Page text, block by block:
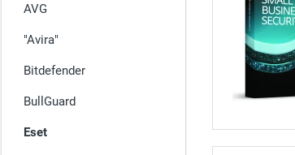
AVG
"Avira"
Bitdefender
BullGuard
Eset